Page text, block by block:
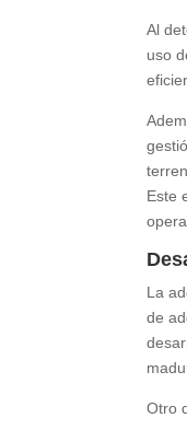
Al
uso
Este
La
de
Otro